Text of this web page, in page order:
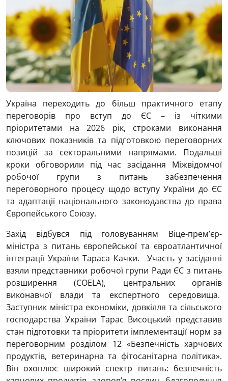
Україна переходить до більш практичного етапу
переговорів про вступ до ЄС – із чіткими
пріоритетами на 2026 рік, строками виконання
ключових показників та підготовкою переговорних
позицій за секторальними напрямами. Подальші
кроки обговорили під час засідання Міжвідомчої
робочої групи з питань забезпечення
переговорного процесу щодо вступу України до ЄС
та адаптації національного законодавства до права
Європейського Союзу.
Захід відбувся під головуванням Віце-прем’єр-
міністра з питань європейської та євроатлантичної
інтеграції України Тараса Качки. Участь у засіданні
взяли представники робочої групи Ради ЄС з питань
розширення (COELA), центральних органів
виконавчої влади та експертного середовища.
Заступник міністра економіки, довкілля та сільського
господарства України Тарас Висоцький представив
стан підготовки та пріоритети імплементації норм за
переговорним розділом 12 «Безпечність харчових
продуктів, ветеринарна та фітосанітарна політика».
Він охоплює широкий спектр питань: безпечність